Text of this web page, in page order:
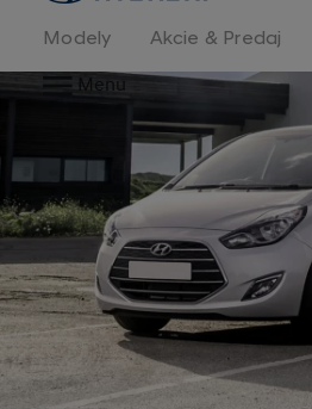
stránka
Modely Akcie & Predaj
Menu